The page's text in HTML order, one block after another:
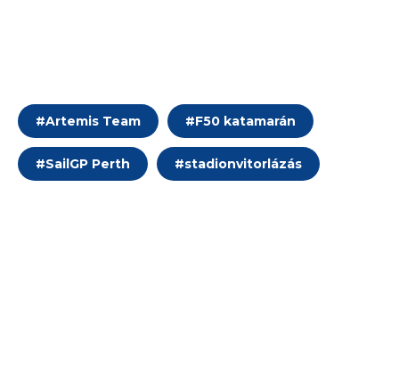
#Artemis Team #F50 katamarán
#SailGP Perth #stadionvitorlázás